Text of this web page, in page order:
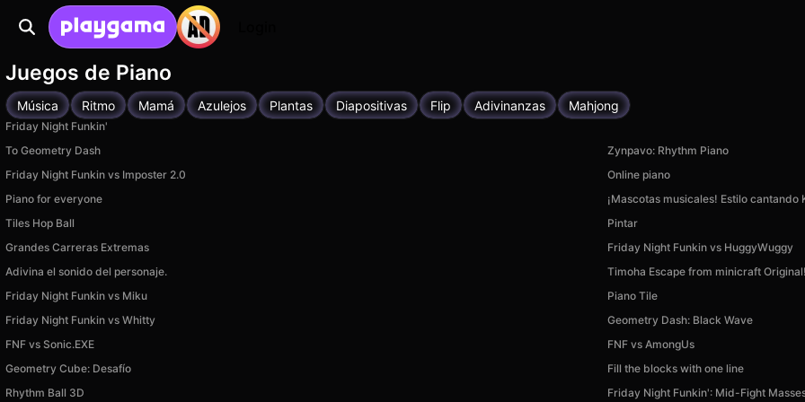
Juegos de Piano
Música Ritmo Mamá Azulejos Plantas Diapositivas Flip Adivinanzas Mahjong
Friday Night Funkin'
To Geometry Dash
Zynpavo: Rhythm Piano
Friday Night Funkin vs Imposter 2.0
Online piano
Piano for everyone
¡Mascotas musicales! Estilo cantando
Tiles Hop Ball
Pintar
Grandes Carreras Extremas
Friday Night Funkin vs HuggyWuggy
Adivina el sonido del personaje.
Timoha Escape from minicraft Original!
Friday Night Funkin vs Miku
Piano Tile
Friday Night Funkin vs Whitty
Geometry Dash: Black Wave
FNF vs Sonic.EXE
FNF vs AmongUs
Geometry Cube: Desafío
Fill the blocks with one line
Rhythm Ball 3D
Friday Night Funkin': Mid-Fight